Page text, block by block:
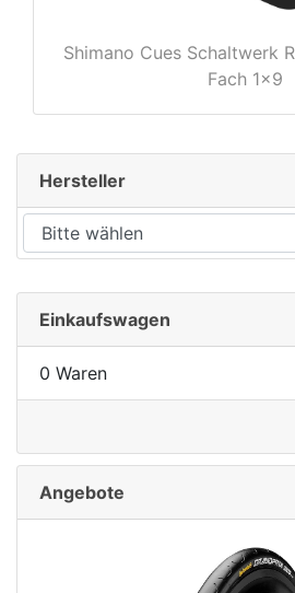
Shimano Cues Schaltwerk
Fach 1x9
Hersteller
Einkaufswagen
0 Waren
Angebote